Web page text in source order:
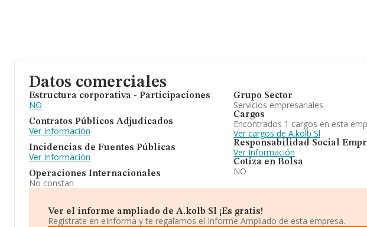
Datos comerciales
Estructura corporativa - Participaciones
NO
Contratos Públicos Adjudicados
Ver Información
Incidencias de Fuentes Públicas
Ver Información
Operaciones Internacionales
No constan
Grupo Sector
Servicios empresariales
Cargos
Encontrados 1 cargos en esta
Ver cargos de A.kolb Sl
Responsabilidad Social
Ver Información
Cotiza en Bolsa
NO
Ver el informe ampliado de A.kolb Sl ¡Es gratis!
Regístrate en eInforma y te regalamos el Informe Ampliado de esta empresa.